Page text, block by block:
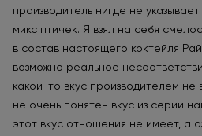
производитель нигде не
микс птичек. Я взял на себя
в состав настоящего коктейля
возможно реальное
какой-то вкус производителем
не очень понятен вкус из серии
этот вкус отношения не имеет, а